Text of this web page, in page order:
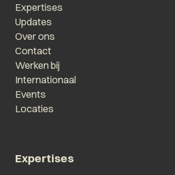
Expertises
Updates
Over ons
Contact
Werken bij
Internationaal
Events
Locaties
Expertises